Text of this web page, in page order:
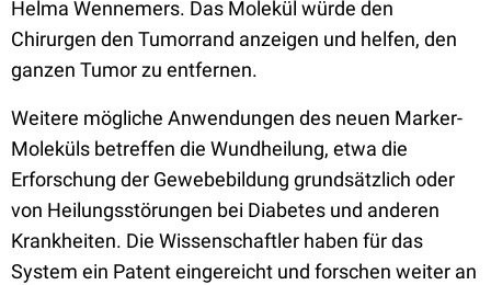
Helma Wennemers. Das Molekül würde den
Chirurgen den Tumorrand anzeigen und helfen, den
ganzen Tumor zu entfernen.
Weitere mögliche Anwendungen des neuen Marker-
Moleküls betreffen die Wundheilung, etwa die
Erforschung der Gewebebildung grundsätzlich oder
von Heilungsstörungen bei Diabetes und anderen
Krankheiten. Die Wissenschaftler haben für das
System ein Patent eingereicht und forschen weiter an